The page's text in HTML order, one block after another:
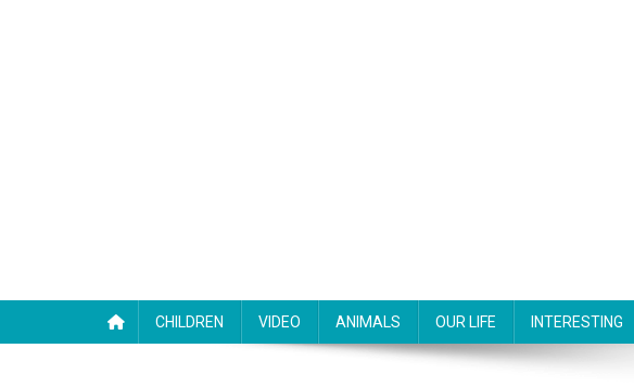
CHILDREN VIDEO ANIMALS OUR LIFE INTERESTING